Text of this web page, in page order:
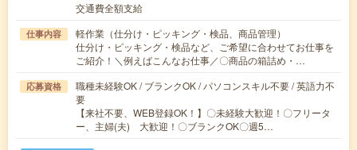
交通費全額支給
仕事内容
軽作業（仕分け・ピッキング・検品、商品管理）
仕分け・ピッキング・検品など、ご希望に合わせてお仕事を
ご紹介！＼例えばこんなお仕事／〇商品の箱詰め・…
応募資格
職種未経験OK / ブランクOK / パソコンスキル不要 / 英語力不
要
【来社不要、WEB登録OK！】〇未経験大歓迎！〇フリータ
ー、主婦(夫) 大歓迎！〇ブランクOK〇週5…